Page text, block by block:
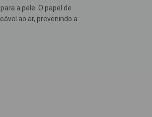
a pele. O papel de
ao ar, prevenindo a